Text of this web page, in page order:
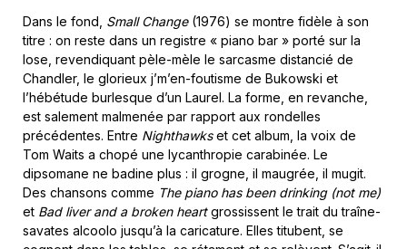
Dans le fond, Small Change(1976) se montre fidèle à son
titre : on reste dans un registre « piano bar » porté sur la
lose, revendiquant pèle-mèle le sarcasme distancié de
Chandler, le glorieux j’m’en-foutisme de Bukowski et
l’hébétude burlesque d’un Laurel. La forme, en revanche,
est salement malmenée par rapport aux rondelles
précédentes. Entre Nighthawkset cet album, la voix de
Tom Waits a chopé une lycanthropie carabinée. Le
dipsomane ne badine plus : il grogne, il maugrée, il mugit.
Des chansons comme The piano has been drinking (not me)
et Bad liver and a broken heartgrossissent le trait du traîne-
savates alcoolo jusqu’à la caricature. Elles titubent, se